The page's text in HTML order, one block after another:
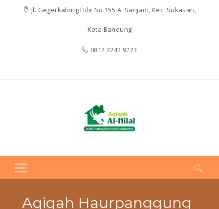
Jl. Gegerkalong Hilir No.155 A, Sarijadi, Kec. Sukasari,
Kota Bandung
0812 2242 9223
Search
Aqiqah Haurpanggung